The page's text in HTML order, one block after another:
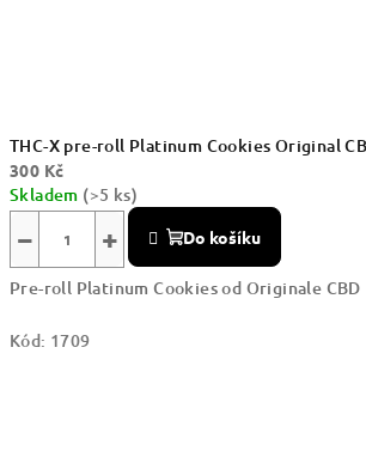
THC-X pre-roll Platinum Cookies Original
300 Kč
Skladem (>5 ks)
+
− Do košíku
Pre-roll Platinum Cookies od Originale CBD
Kód: 1709